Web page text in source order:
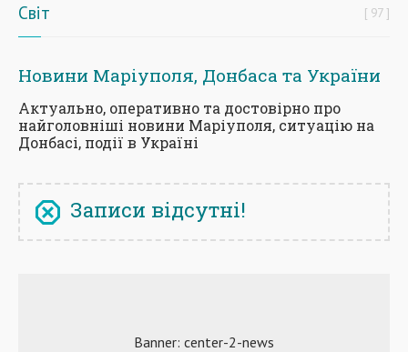
Світ 97
Новини Маріуполя, Донбаса та України
Актуально, оперативно та достовірно про
найголовніші новини Маріуполя, ситуацію на
Донбасі, події в Україні
Записи відсутні!